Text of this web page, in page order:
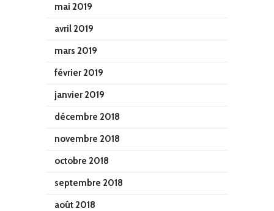
mai 2019
avril 2019
mars 2019
février 2019
janvier 2019
décembre 2018
novembre 2018
octobre 2018
septembre 2018
août 2018